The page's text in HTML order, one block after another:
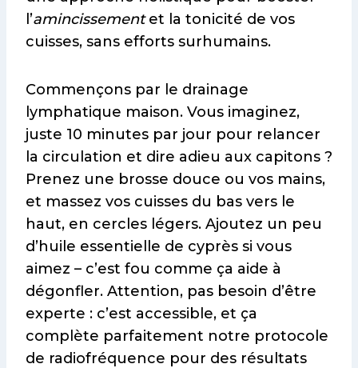
l’amincissementet la tonicité de vos
cuisses, sans efforts surhumains.
Commençons par le drainage
lymphatique maison. Vous imaginez,
juste 10 minutes par jour pour relancer
la circulation et dire adieu aux capitons ?
Prenez une brosse douce ou vos mains,
et massez vos cuisses du bas vers le
haut, en cercles légers. Ajoutez un peu
d’huile essentielle de cyprès si vous
aimez – c’est fou comme ça aide à
dégonfler. Attention, pas besoin d’être
experte : c’est accessible, et ça
complète parfaitement notre protocole
de radiofréquence pour des résultats